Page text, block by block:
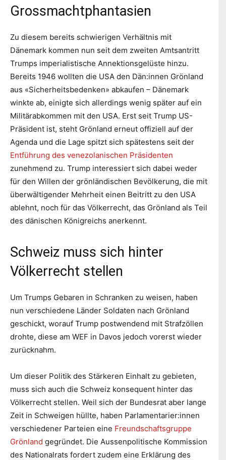
Grossmachtphantasien
Zu diesem bereits schwierigen Verhältnis mit
Dänemark kommen nun seit dem zweiten Amtsantritt
Trumps imperialistische Annektionsgelüste hinzu.
Bereits 1946 wollten die USA den Dän:innen Grönland
aus «Sicherheitsbedenken» abkaufen – Dänemark
winkte ab, einigte sich allerdings wenig später auf ein
Militärabkommen mit den USA. Erst seit Trump US-
Präsident ist, steht Grönland erneut offiziell auf der
Agenda und die Lage spitzt sich spätestens seit der
Entführung des venezolanischen Präsidenten
zunehmend zu. Trump interessiert sich dabei weder
für den Willen der grönländischen Bevölkerung, die mit
überwältigender Mehrheit einen Beitritt zu den USA
ablehnt, noch für das Völkerrecht, das Grönland als Teil
des dänischen Königreichs anerkennt.
Schweiz muss sich hinter
Völkerrecht stellen
Um Trumps Gebaren in Schranken zu weisen, haben
nun verschiedene Länder Soldaten nach Grönland
geschickt, worauf Trump postwendend mit Strafzöllen
drohte, diese am WEF in Davos jedoch vorerst wieder
zurücknahm.
Um dieser Politik des Stärkeren Einhalt zu gebieten,
muss sich auch die Schweiz konsequent hinter das
Völkerrecht stellen. Weil sich der Bundesrat aber lange
Zeit in Schweigen hüllte, haben Parlamentarier:innen
verschiedener Parteien eine Freundschaftsgruppe
Grönland gegründet. Die Aussenpolitische Kommission
des Nationalrats fordert zudem eine Erklärung des